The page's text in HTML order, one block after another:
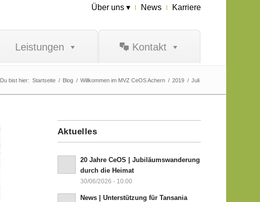
Über uns ▾ News Karriere
Leistungen Kontakt
Du bist hier: Startseite / Blog / Willkommen im MVZ CeOS Achern / 2019 / Juli
Aktuelles
20 Jahre CeOS | Jubiläumswanderung
durch die Heimat
30/06/2026 - 10:00
News | Unterstützung für Tansania